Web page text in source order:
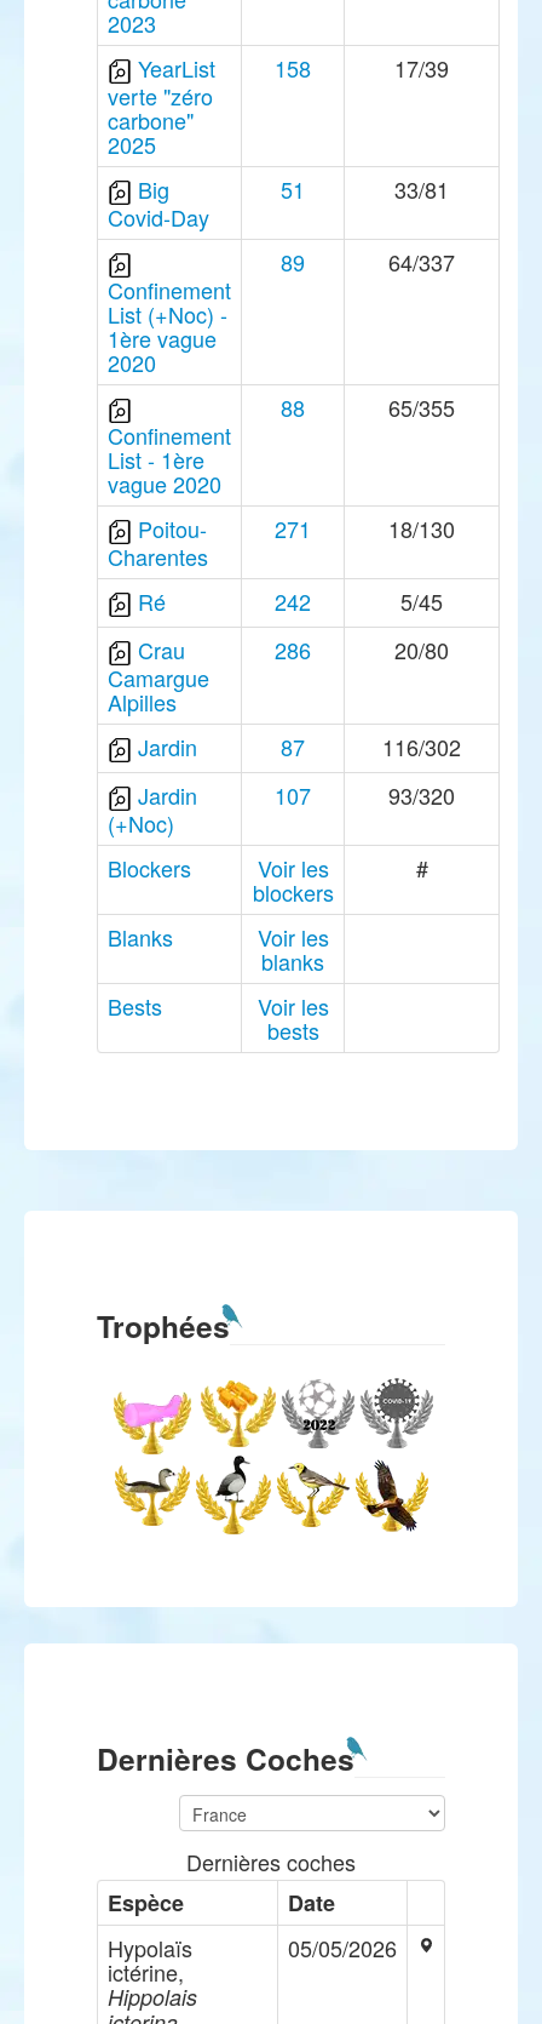
2023
YearList
verte "zéro
carbone"
2025
158 17/39
Big
Covid-Day
51 33/81
Confinement
List (+Noc) -
1ère vague
2020
89 64/337
Confinement
List - 1ère
vague 2020
88 65/355
Poitou-
Charentes
271 18/130
Ré 242
5/45
Crau
Camargue
Alpilles
286 20/80
Jardin 87
116/302
Jardin
(+Noc)
107 93/320
Blockers Voir les
blockers
#
Blanks Voir les
blanks
Bests
Voir les
bests
Trophées
Dernières Coches
Dernières coches
Espèce
Date
Hypolaïs
ictérine,
Hippolais
05/05/2026